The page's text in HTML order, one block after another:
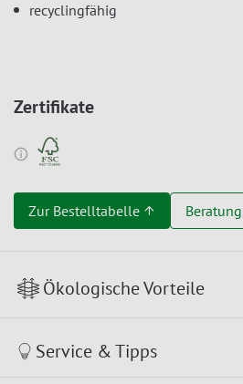
recyclingfähig
Zertifikate
Zur Bestelltabelle ↑
Ökologische Vorteile
Service & Tipps